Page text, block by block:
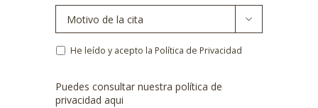
de

Política
He leído y acepto la Política de Privacidad
Puedes consultar nuestra política de
privacidadaqui